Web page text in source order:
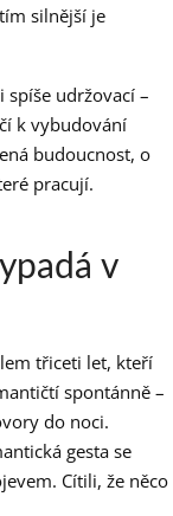
silnější je
udržovací –
k vybudování
budoucnost, o
pracují.
v
třiceti let, kteří
spontánně –
do noci.
gesta se
Cítili, že něco